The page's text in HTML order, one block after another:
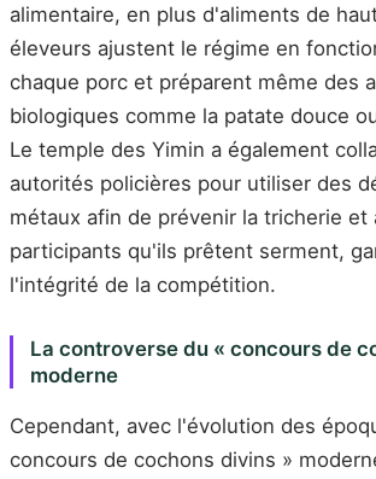
alimentaire, en plus d'aliments de
éleveurs ajustent le régime en
chaque porc et préparent même des
biologiques comme la patate douce
Le temple des Yimin a également
autorités policières pour utiliser des
métaux afin de prévenir la tricherie et
participants qu'ils prêtent serment,
l'intégrité de la compétition.
La controverse du « concours de
moderne
Cependant, avec l'évolution des
concours de cochons divins »